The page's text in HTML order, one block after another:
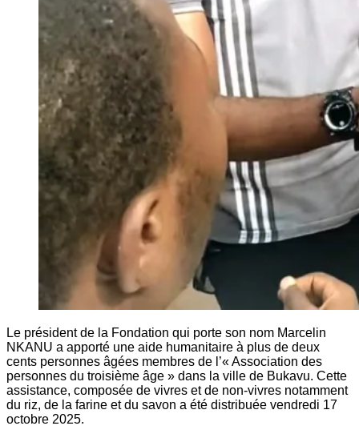
Le président de la Fondation qui porte son nom Marcelin
NKANU a apporté une aide humanitaire à plus de deux
cents personnes âgées membres de l’« Association des
personnes du troisième âge » dans la ville de Bukavu. Cette
assistance, composée de vivres et de non-vivres notamment
du riz, de la farine et du savon a été distribuée vendredi 17
octobre 2025.